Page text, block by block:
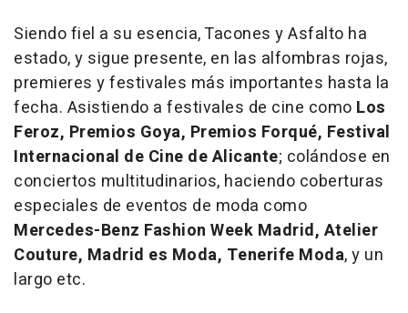
Siendo fiel a su esencia, Tacones y Asfalto ha
estado, y sigue presente, en las alfombras rojas,
premieres y festivales más importantes hasta la
fecha. Asistiendo a festivales de cine como Los
Feroz, Premios Goya, Premios Forqué, Festival
Internacional de Cine de Alicante; colándose en
conciertos multitudinarios, haciendo coberturas
especiales de eventos de moda como
Mercedes-Benz Fashion Week Madrid, Atelier
Couture, Madrid es Moda, Tenerife Moda, y un
largo etc.